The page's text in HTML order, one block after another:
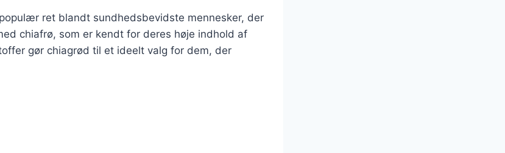
ret blandt sundhedsbevidste mennesker, der
chiafrø, som er kendt for deres høje indhold af
gør chiagrød til et ideelt valg for dem, der